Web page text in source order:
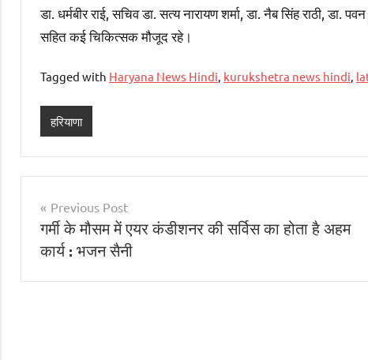
डा. धर्मबीर राई, सचिव डा. सत्य नारायण शर्मा, डा. नैब सिंह राठी,
सहित कई चिकित्सक मौजूद रहे।
Tagged with Haryana News Hindi, kurukshetra news hindi,
हरियाणा
Post
navigation
Previous Post
गर्मी के मौसम में एयर कंडीशनर की सर्विस का होता है अहम
कार्य : भजन सैनी